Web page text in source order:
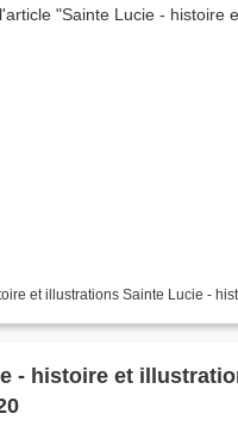
et illustrations Sainte Lucie -
- histoire et